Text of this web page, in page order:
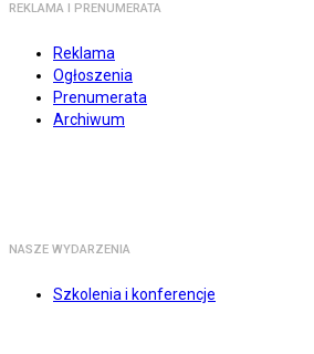
REKLAMA I PRENUMERATA
Reklama
Ogłoszenia
Prenumerata
Archiwum
NASZE WYDARZENIA
Szkolenia i konferencje